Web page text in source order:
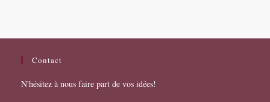
Contact
N'hésitez à nous faire part de vos idées!